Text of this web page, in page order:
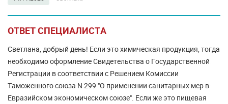
ОТВЕТ СПЕЦИАЛИСТА
Светлана, добрый день! Если это химическая продукция, тогда
необходимо оформление Свидетельства о Государственной
Регистрации в соответствии с Решением Комиссии
Таможенного союза N 299 "О применении санитарных мер в
Евразийском экономическом союзе". Если же это пищевая